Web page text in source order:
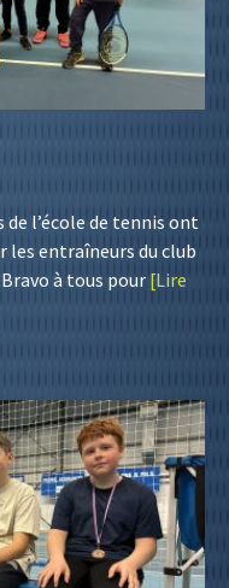
de l’école de tennis ont
les entraîneurs du club
à tous pour [Lire